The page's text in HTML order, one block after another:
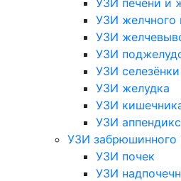
УЗИ печени и
УЗИ желчного
УЗИ
УЗИ
УЗИ селезёнки
УЗИ желудка
УЗИ
УЗИ
УЗИ забрюшинного
УЗИ почек
УЗИ